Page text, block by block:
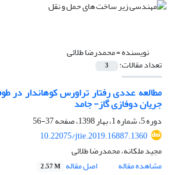
نویسنده =محمدرضا طلائی
تعداد مقالات: 3
مطالعه عددی رفتار تراورس کوهان‏دار در
جریان دوفازی گاز- جامد
دوره 5، شماره 1، بهار 1398، صفحه
37-56
10.22075/jtie.2019.16887.1360
مجید ملکانه، محمدرضا طلائی
مشاهده مقاله
اصل مقاله 2.57 M